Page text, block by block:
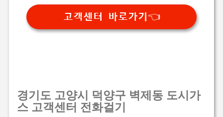
고객센터 바로가기👈
경기도 고양시 덕양구 벽제동 도시가
스 고객센터 전화걸기